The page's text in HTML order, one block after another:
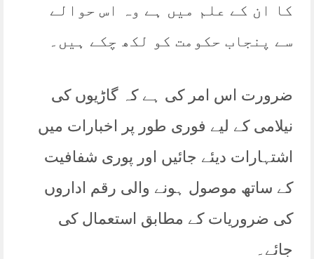
کا ان کے علم میں ہے وہ اس حوالے
سے پنجاب حکومت کو لکھ چکے ہیں۔
ضرورت اس امر کی ہے کہ گاڑیوں کی
نیلامی کے لیے فوری طور پر اخبارات میں
اشتہارات دیئے جائیں اور پوری شفافیت
کے ساتھ موصول ہونے والی رقم اداروں
کی ضروریات کے مطابق استعمال کی
جائے۔